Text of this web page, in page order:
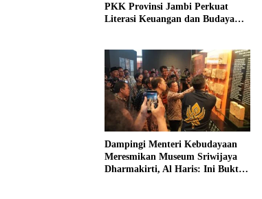
PKK Provinsi Jambi Perkuat
Literasi Keuangan dan Budaya
Dampingi Menteri Kebudayaan
Meresmikan Museum Sriwijaya
Dharmakirti, Al Haris: Ini Bukti